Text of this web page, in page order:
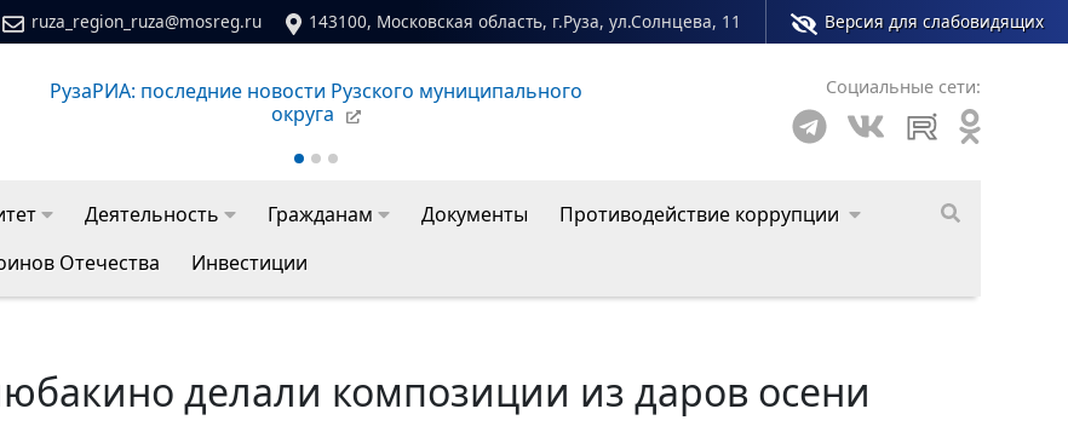
ruza_region_ruza@mosreg.ru 143100, Московская область, г.Руза, ул.Солнцева, 11 Версия для слабовидящих
РузаРИА: последние новости Рузского муниципального
округа
Сайт молодежного центра Рузского
Социальные сети:
Деятельность Гражданам Документы
Противодействие коррупции
Отечества Инвестиции
делали композиции из даров осени